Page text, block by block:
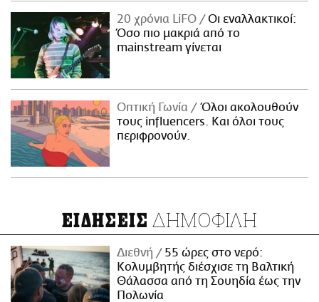
20 χρόνια LiFO
Οι εναλλακτικοί:
Όσο πιο μακριά από το
mainstream γίνεται
Οπτική Γωνία
Όλοι ακολουθούν
τους influencers. Και όλοι τους
περιφρονούν.
ΕΙΔΗΣΕΙΣ ΔΗΜΟΦΙΛΗ
Διεθνή
55 ώρες στο νερό:
Κολυμβητής διέσχισε τη Βαλτική
Θάλασσα από τη Σουηδία έως την
Πολωνία